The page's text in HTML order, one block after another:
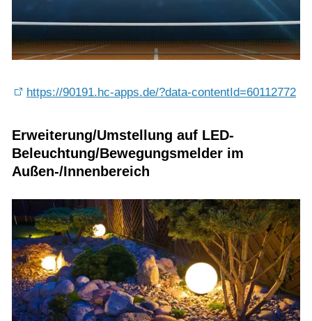
https://90191.hc-apps.de/?data-contentId=60112772
Erweiterung/Umstellung auf LED-
Beleuchtung/Bewegungsmelder im
Außen-/Innenbereich